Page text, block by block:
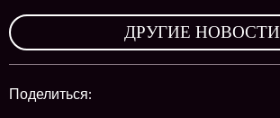
ДРУГИЕ НОВОСТИ
Поделиться: